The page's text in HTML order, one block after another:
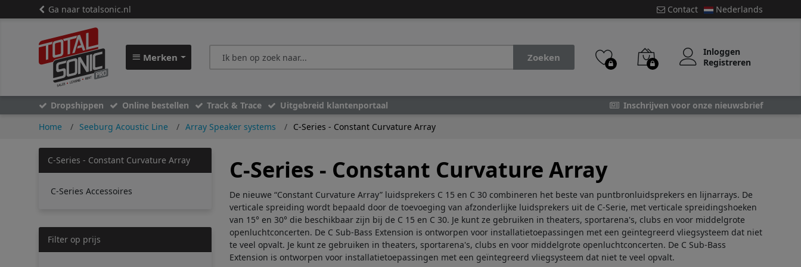
Ga naar totalsonic.nl Contact Nederlands
Merken Zoeken
Inloggen
Registreren
Dropshippen Online bestellen Track & Trace Uitgebreid klantenportaal
Inschrijven voor onze nieuwsbrief
Home
Seeburg Acoustic Line Array Speaker systems C-Series - Constant Curvature Array
C-Series - Constant Curvature Array
C-Series Accessoires
Filter op prijs
C-Series - Constant Curvature Array
De nieuwe “Constant Curvature Array” luidsprekers C 15 en C 30 combineren het beste van puntbronluidsprekers en lijnarrays. De
verticale spreiding wordt bepaald door de toevoeging van afzonderlijke luidsprekers uit de C-Serie, met verticale spreidingshoeken
van 15° en 30° die beschikbaar zijn bij de C 15 en C 30. Je kunt ze gebruiken in theaters, sportarena's, clubs en voor middelgrote
openluchtconcerten. De C Sub-Bass Extension is ontworpen voor installatietoepassingen met een geïntegreerd vliegsysteem dat niet
te veel opvalt. Je kunt ze gebruiken in theaters, sportarena's, clubs en voor middelgrote openluchtconcerten. De C Sub-Bass
Extension is ontworpen voor installatietoepassingen met een geïntegreerd vliegsysteem dat niet te veel opvalt.